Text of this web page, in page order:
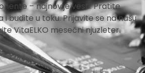
– najnovije vesti. Pratite
i budite u toku. Prijavite se na našu
VitaELKO mesečni njuzleter.